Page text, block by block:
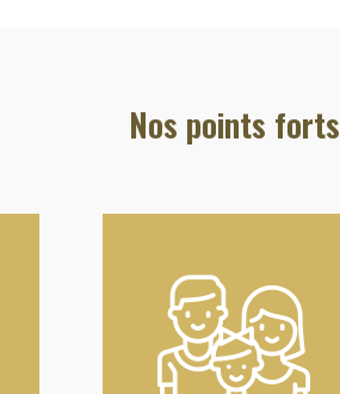
Nos points forts